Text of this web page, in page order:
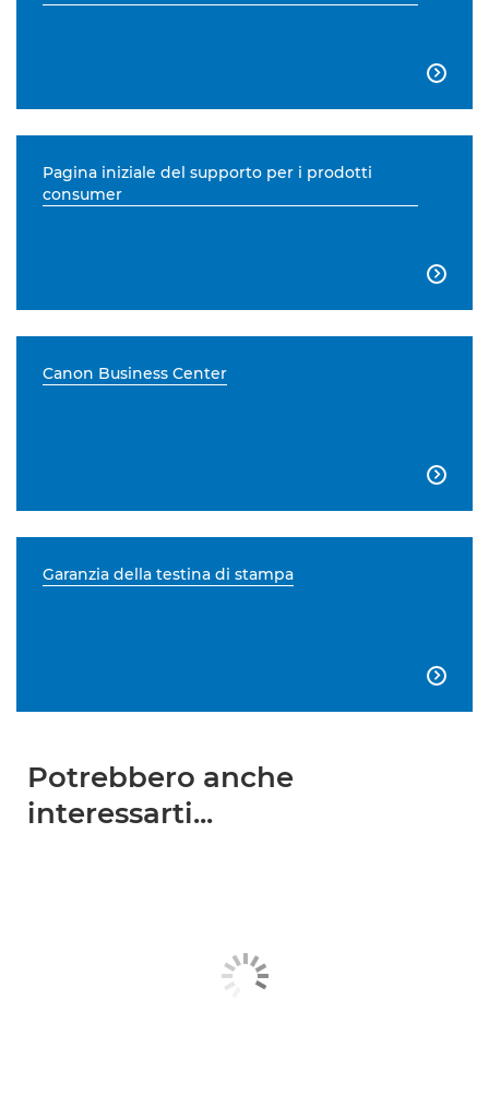

Pagina iniziale del supporto per i prodotti
consumer

Canon Business Center

Garanzia della testina di stampa

Potrebbero anche
interessarti...